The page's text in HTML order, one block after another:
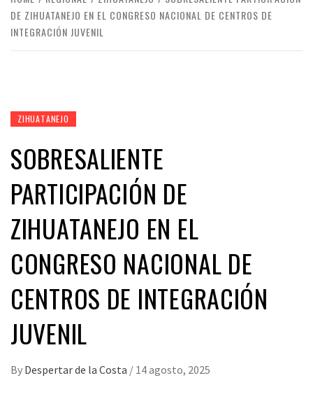
DE ZIHUATANEJO EN EL CONGRESO NACIONAL DE CENTROS DE
INTEGRACIÓN JUVENIL
ZIHUATANEJO
SOBRESALIENTE
PARTICIPACIÓN DE
ZIHUATANEJO EN EL
CONGRESO NACIONAL DE
CENTROS DE INTEGRACIÓN
JUVENIL
By Despertar de la Costa / 14 agosto, 2025